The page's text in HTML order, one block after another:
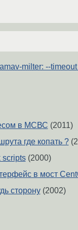
milter: --
в МСВС (2011)
где копать ?
scripts(2000)
в мост
сторону(2002)